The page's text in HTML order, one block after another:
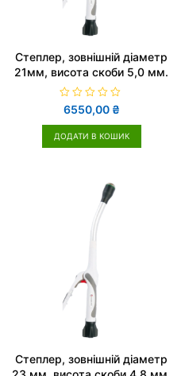
Cтеплер, зовнішній діаметр
21мм, висота скоби 5,0 мм.
О
ц
і
н
6550,00 ₴
ДОДАТИ В КОШИК
Cтеплер, зовнішній діаметр